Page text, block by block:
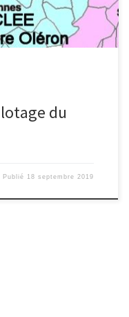
du
Publié 18 septembre 2019